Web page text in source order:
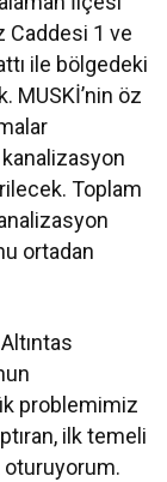
Caddesi 1 ve
ile bölgedeki
MUSKİ’nin öz
Toplam
ortadan
problemimiz
ilk temeli
oturuyorum.